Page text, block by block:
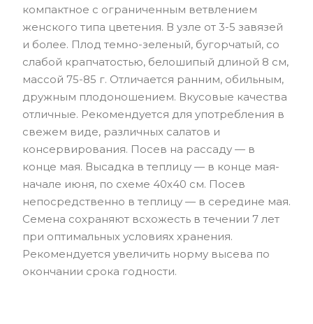
компактное с ограниченным ветвлением
женского типа цветения. В узле от 3-5 завязей
и более. Плод темно-зеленый, бугорчатый, со
слабой крапчатостью, белошипый длиной 8 см,
массой 75-85 г. Отличается ранним, обильным,
дружным плодоношением. Вкусовые качества
отличные. Рекомендуется для употребления в
свежем виде, различных салатов и
консервирования. Посев на рассаду — в
конце мая. Высадка в теплицу — в конце мая-
начале июня, по схеме 40х40 см. Посев
непосредственно в теплицу — в середине мая.
Семена сохраняют всхожесть в течении 7 лет
при оптимальных условиях хранения.
Рекомендуется увеличить норму высева по
окончании срока годности.